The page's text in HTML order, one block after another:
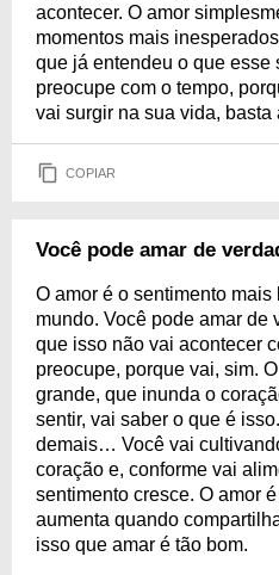
acontecer. O amor
momentos mais
que já entendeu o que esse
preocupe com o tempo,
vai surgir na sua vida, basta
COPIAR
Você pode amar de
O amor é o sentimento
mundo. Você pode amar de
que isso não vai acontecer
preocupe, porque vai, sim.
grande, que inunda o
sentir, vai saber o que é
demais… Você vai
coração e, conforme vai
sentimento cresce. O amor
aumenta quando
isso que amar é tão bom.